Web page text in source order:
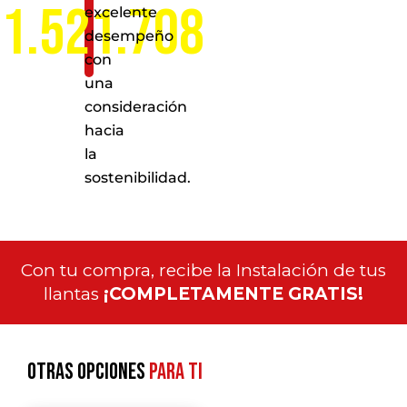
excelente
desempeño
con
una
consideración
hacia
la
sostenibilidad.
Con tu compra, recibe la Instalación de tus
llantas ¡COMPLETAMENTE GRATIS!
Otras opcionespara ti